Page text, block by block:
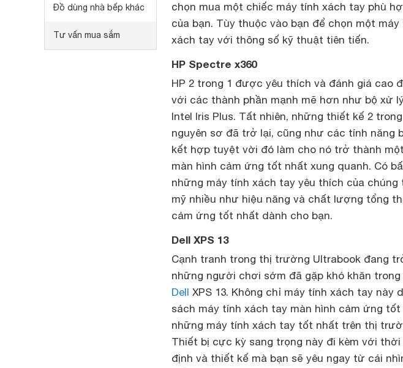
Đồ dùng nhà bếp khác
Tư vấn mua sắm
chọn mua một chiếc máy tính xách tay phù
của bạn. Tùy thuộc vào bạn để chọn một
xách tay với thông số kỹ thuật tiên tiến.
HP Spectre x360
HP 2 trong 1 được yêu thích và đánh giá cao
với các thành phần mạnh mẽ hơn như bộ xử
Intel Iris Plus. Tất nhiên, những thiết kế 2
nguyên sơ đã trở lại, cũng như các tính năng
kết hợp tuyệt vời đó làm cho nó trở thành
màn hình cảm ứng tốt nhất xung quanh. Có
những máy tính xách tay yêu thích của
mỹ nhiều như hiệu năng và chất lượng tổng
cảm ứng tốt nhất dành cho bạn.
Dell XPS 13
Cạnh tranh trong thị trường Ultrabook đang
những người chơi sớm đã gặp khó khăn
Dell XPS 13. Không chỉ máy tính xách tay
sách máy tính xách tay màn hình cảm ứng
những máy tính xách tay tốt nhất trên thị
Thiết bị cực kỳ sang trọng này đi kèm với
định và thiết kế mà bạn sẽ yêu ngay từ cái